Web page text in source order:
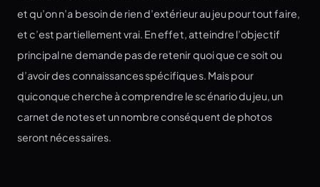
et qu’on n’a besoin de rien d’extérieur au jeu pour tout faire,
et c’est partiellement vrai. En effet, atteindre l’objectif
principal ne demande pas de retenir quoi que ce soit ou
d’avoir des connaissances spécifiques. Mais pour
quiconque cherche à comprendre le scénario du jeu, un
carnet de notes et un nombre conséquent de photos
seront nécessaires.